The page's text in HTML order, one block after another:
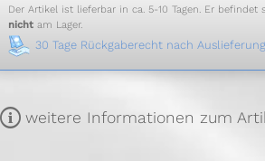
Der Artikel ist lieferbar in ca. 5-10 Tagen. Er befindet
nichtam Lager.
30 Tage Rückgaberecht nach Auslieferung
weitere Informationen zum